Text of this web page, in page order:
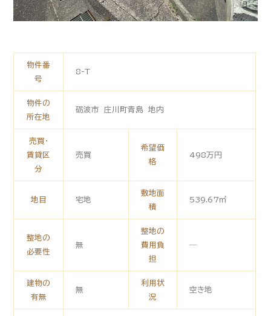
物件番
号
8-T
物件の
所在地
砺波市 庄川町青島 地内
売買・
賃貸区
分
売買
希望価
格
498万円
地目 宅地
敷地面
積
539.67㎡
整地の
必要性
無
整地の
費用負
担
―
建物の
有無
無
利用状
況
空き地